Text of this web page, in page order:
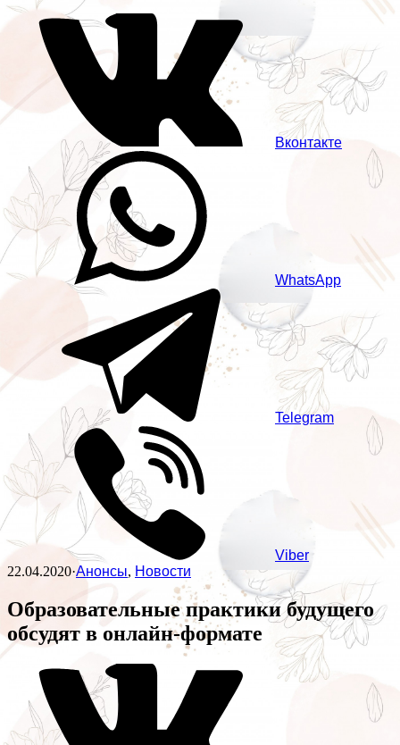
Вконтакте
WhatsApp
Telegram
Viber
22.04.2020·Анонсы, Новости
Образовательные практики будущего
обсудят в онлайн-формате